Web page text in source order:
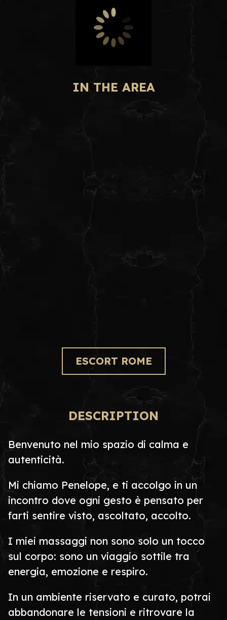
IN THE AREA
ESCORT ROME
DESCRIPTION
Benvenuto nel mio spazio di calma e
autenticità.
Mi chiamo Penelope, e ti accolgo in un
incontro dove ogni gesto è pensato per
farti sentire visto, ascoltato, accolto.
I miei massaggi non sono solo un tocco
sul corpo: sono un viaggio sottile tra
energia, emozione e respiro.
In un ambiente riservato e curato, potrai
abbandonare le tensioni e ritrovare la